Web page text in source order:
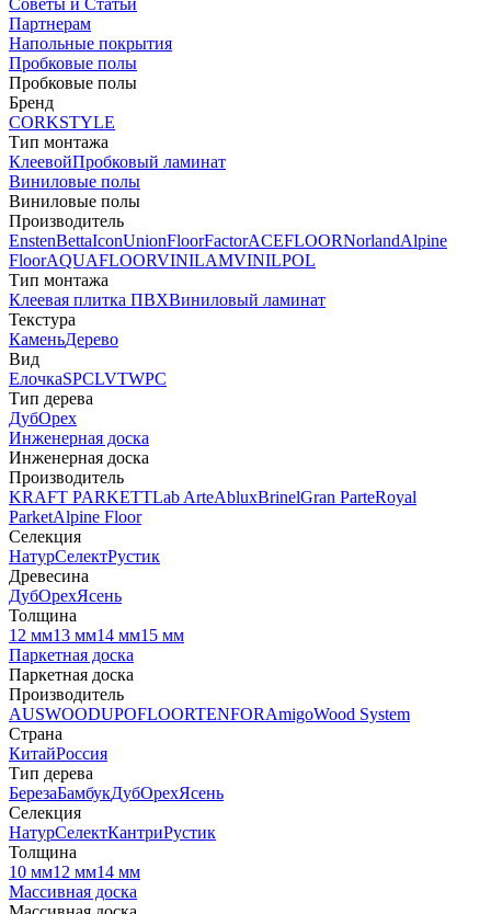
Советы и Статьи
Партнерам
Напольные покрытия
Пробковые полы
Пробковые полы
Бренд
CORKSTYLE
Тип монтажа
КлеевойПробковый ламинат
Виниловые полы
Виниловые полы
Производитель
EnstenBettaIconUnionFloorFactorACEFLOORNorlandAlpine
FloorAQUAFLOORVINILAMVINILPOL
Тип монтажа
Клеевая плитка ПВХВиниловый ламинат
Текстура
КаменьДерево
Вид
ЕлочкаSPCLVTWPC
Тип дерева
ДубОрех
Инженерная доска
Инженерная доска
Производитель
KRAFT PARKETTLab ArteAbluxBrinelGran ParteRoyal
ParketAlpine Floor
Селекция
НатурСелектРустик
Древесина
ДубОрехЯсень
Толщина
12 мм13 мм14 мм15 мм
Паркетная доска
Паркетная доска
Производитель
AUSWOODUPOFLOORTENFORAmigoWood System
Страна
КитайРоссия
Тип дерева
БерезаБамбукДубОрехЯсень
Селекция
НатурСелектКантриРустик
Толщина
10 мм12 мм14 мм
Массивная доска